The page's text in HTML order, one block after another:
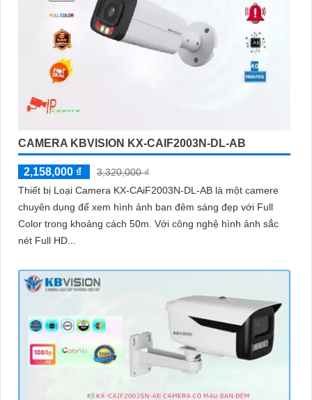
CAMERA KBVISION KX-CAIF2003N-DL-AB
2,158,000 ₫
3,320,000 ₫
Thiết bị Loại Camera KX-CAiF2003N-DL-AB là một camere
chuyên dụng để xem hình ảnh ban đêm sáng đẹp với Full
Color trong khoảng cách 50m. Với công nghệ hình ảnh sắc
nét Full HD...